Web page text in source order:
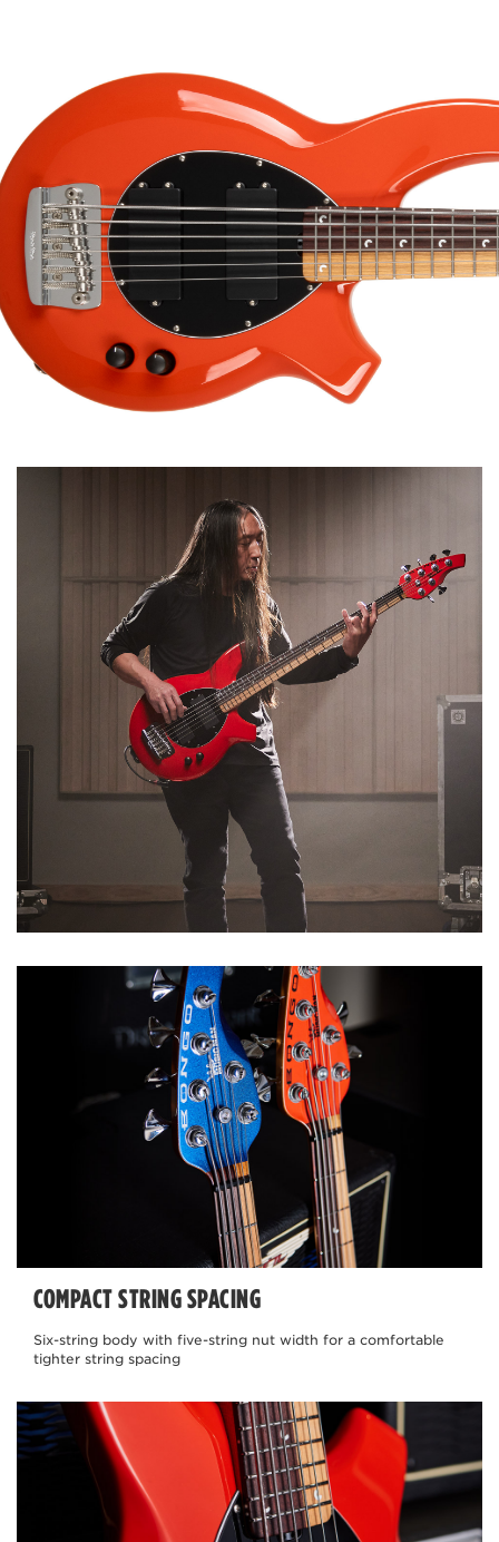
COMPACT STRING SPACING
Six-string body with five-string nut width for a comfortable
tighter string spacing